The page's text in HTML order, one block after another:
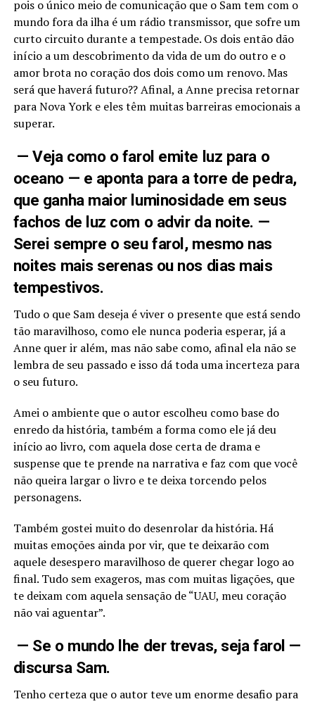
pois o único meio de comunicação que o Sam tem com o
mundo fora da ilha é um rádio transmissor, que sofre um
curto circuito durante a tempestade. Os dois então dão
início a um descobrimento da vida de um do outro e o
amor brota no coração dos dois como um renovo. Mas
será que haverá futuro?? Afinal, a Anne precisa retornar
para Nova York e eles têm muitas barreiras emocionais a
superar.
— Veja como o farol emite luz para o
oceano — e aponta para a torre de pedra,
que ganha maior luminosidade em seus
fachos de luz com o advir da noite. —
Serei sempre o seu farol, mesmo nas
noites mais serenas ou nos dias mais
tempestivos.
Tudo o que Sam deseja é viver o presente que está sendo
tão maravilhoso, como ele nunca poderia esperar, já a
Anne quer ir além, mas não sabe como, afinal ela não se
lembra de seu passado e isso dá toda uma incerteza para
o seu futuro.
Amei o ambiente que o autor escolheu como base do
enredo da história, também a forma como ele já deu
início ao livro, com aquela dose certa de drama e
suspense que te prende na narrativa e faz com que você
não queira largar o livro e te deixa torcendo pelos
personagens.
Também gostei muito do desenrolar da história. Há
muitas emoções ainda por vir, que te deixarão com
aquele desespero maravilhoso de querer chegar logo ao
final. Tudo sem exageros, mas com muitas ligações, que
te deixam com aquela sensação de “UAU, meu coração
não vai aguentar”.
— Se o mundo lhe der trevas, seja farol —
discursa Sam.
Tenho certeza que o autor teve um enorme desafio para